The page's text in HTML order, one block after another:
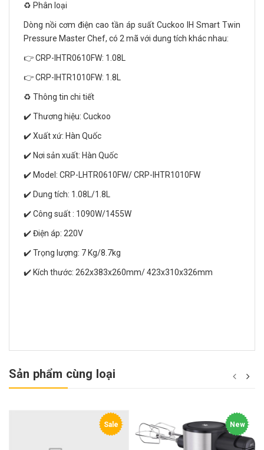
♻️ Phân loại
Dòng nồi cơm điện cao tần áp suất Cuckoo IH Smart Twin
Pressure Master Chef, có 2 mã với dung tích khác nhau:
👉 CRP-IHTR0610FW: 1.08L
👉 CRP-IHTR1010FW: 1.8L
♻️ Thông tin chi tiết
✔️ Thương hiệu: Cuckoo
✔️ Xuất xứ: Hàn Quốc
✔️ Nơi sản xuất: Hàn Quốc
✔️ Model: CRP-LHTR0610FW/ CRP-IHTR1010FW
✔️ Dung tích: 1.08L/1.8L
✔️ Công suất : 1090W/1455W
✔️ Điện áp: 220V
✔️ Trọng lượng: 7 Kg/8.7kg
✔️ Kích thước: 262x383x260mm/ 423x310x326mm
Sản phẩm cùng loại
Sale New